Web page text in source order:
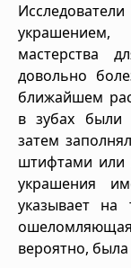
украшением,
мастерства
довольно
ближайшем
в зубах были
затем
штифтами или
украшения
указывает
вероятно,